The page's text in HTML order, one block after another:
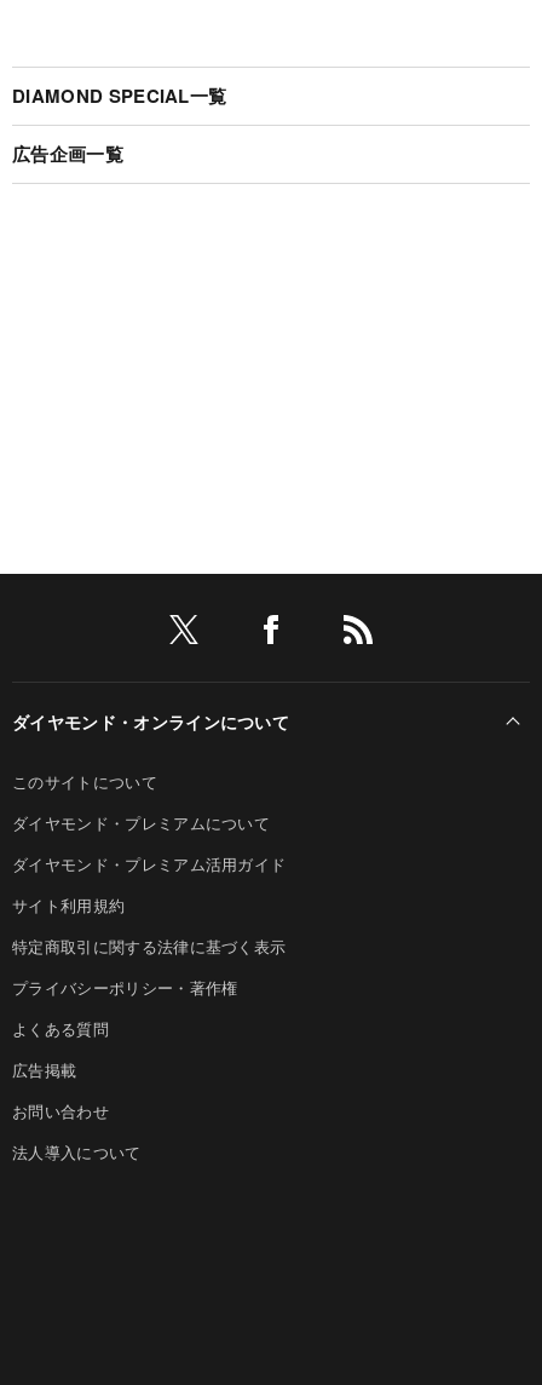
DIAMOND SPECIAL一覧
広告企画一覧
ダイヤモンド・オンラインについて
このサイトについて
ダイヤモンド・プレミアムについて
ダイヤモンド・プレミアム活用ガイド
サイト利用規約
特定商取引に関する法律に基づく表示
プライバシーポリシー・著作権
よくある質問
広告掲載
お問い合わせ
法人導入について